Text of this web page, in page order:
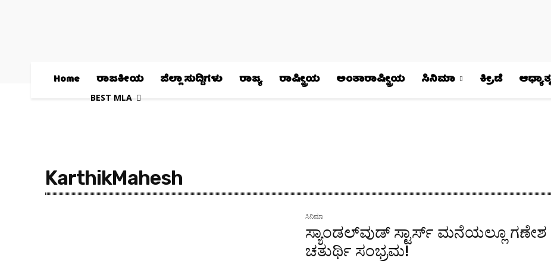
Home ರಾಜಕೀಯ ಜಿಲ್ಲಾ ಸುದ್ದಿಗಳು ರಾಜ್ಯ ರಾಷ್ಟ್ರೀಯ ಅಂತಾರಾಷ್ಟ್ರೀಯ ಸಿನಿಮಾ ಕ್ರೀಡೆ ಆಧ್ಯಾತ್ಮ
BEST MLA
KarthikMahesh
ಸಿನಿಮಾ
ಸ್ಯಾಂಡಲ್‌ವುಡ್‌ ಸ್ಟಾರ್ಸ್‌ ಮನೆಯಲ್ಲೂ ಗಣೇಶ
ಚತುರ್ಥಿ ಸಂಭ್ರಮ!